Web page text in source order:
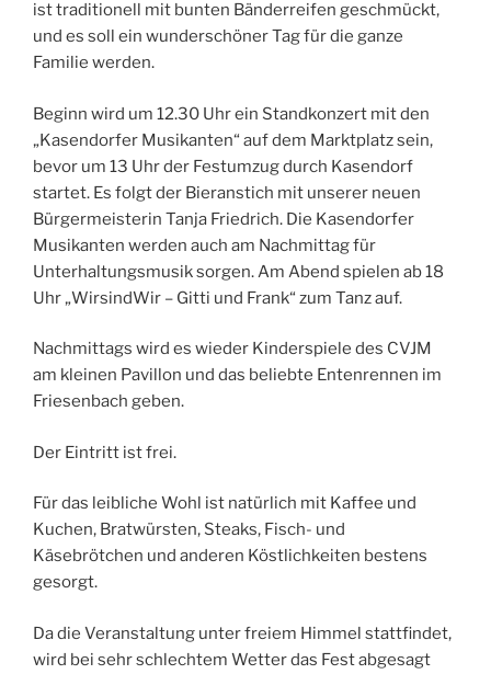
ist traditionell mit bunten Bänderreifen geschmückt,
und es soll ein wunderschöner Tag für die ganze
Familie werden.
Beginn wird um 12.30 Uhr ein Standkonzert mit den
„Kasendorfer Musikanten“ auf dem Marktplatz sein,
bevor um 13 Uhr der Festumzug durch Kasendorf
startet. Es folgt der Bieranstich mit unserer neuen
Bürgermeisterin Tanja Friedrich. Die Kasendorfer
Musikanten werden auch am Nachmittag für
Unterhaltungsmusik sorgen. Am Abend spielen ab 18
Uhr „WirsindWir – Gitti und Frank“ zum Tanz auf.
Nachmittags wird es wieder Kinderspiele des CVJM
am kleinen Pavillon und das beliebte Entenrennen im
Friesenbach geben.
Der Eintritt ist frei.
Für das leibliche Wohl ist natürlich mit Kaffee und
Kuchen, Bratwürsten, Steaks, Fisch- und
Käsebrötchen und anderen Köstlichkeiten bestens
gesorgt.
Da die Veranstaltung unter freiem Himmel stattfindet,
wird bei sehr schlechtem Wetter das Fest abgesagt